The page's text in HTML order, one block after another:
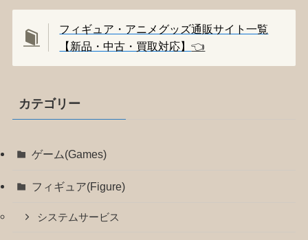
フィギュア・アニメグッズ通販サイト一覧
【新品・中古・買取対応】👈️
カテゴリー
ゲーム(Games)
フィギュア(Figure)
システムサービス